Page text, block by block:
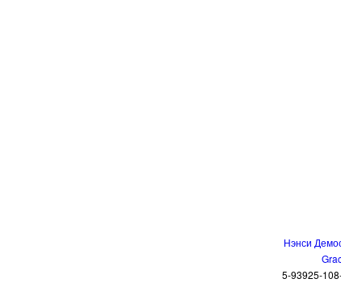
Нэнси
5-93925-